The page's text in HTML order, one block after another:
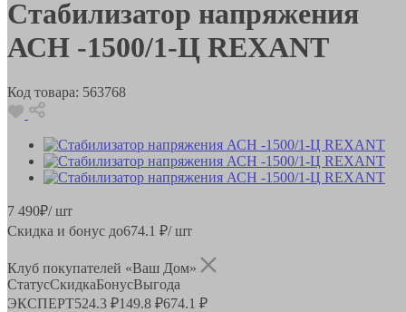
Стабилизатор напряжения
АСН -1500/1-Ц REXANT
Код товара: 563768
7 490₽/ шт
Скидка и бонус до674.1 ₽/ шт
Клуб покупателей «Ваш Дом»
СтатусСкидкаБонусВыгода
ЭКСПЕРТ524.3 ₽149.8 ₽674.1 ₽